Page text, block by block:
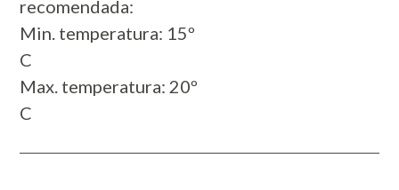
recomendada:
Min. temperatura: 15º
C
Max. temperatura: 20º
C